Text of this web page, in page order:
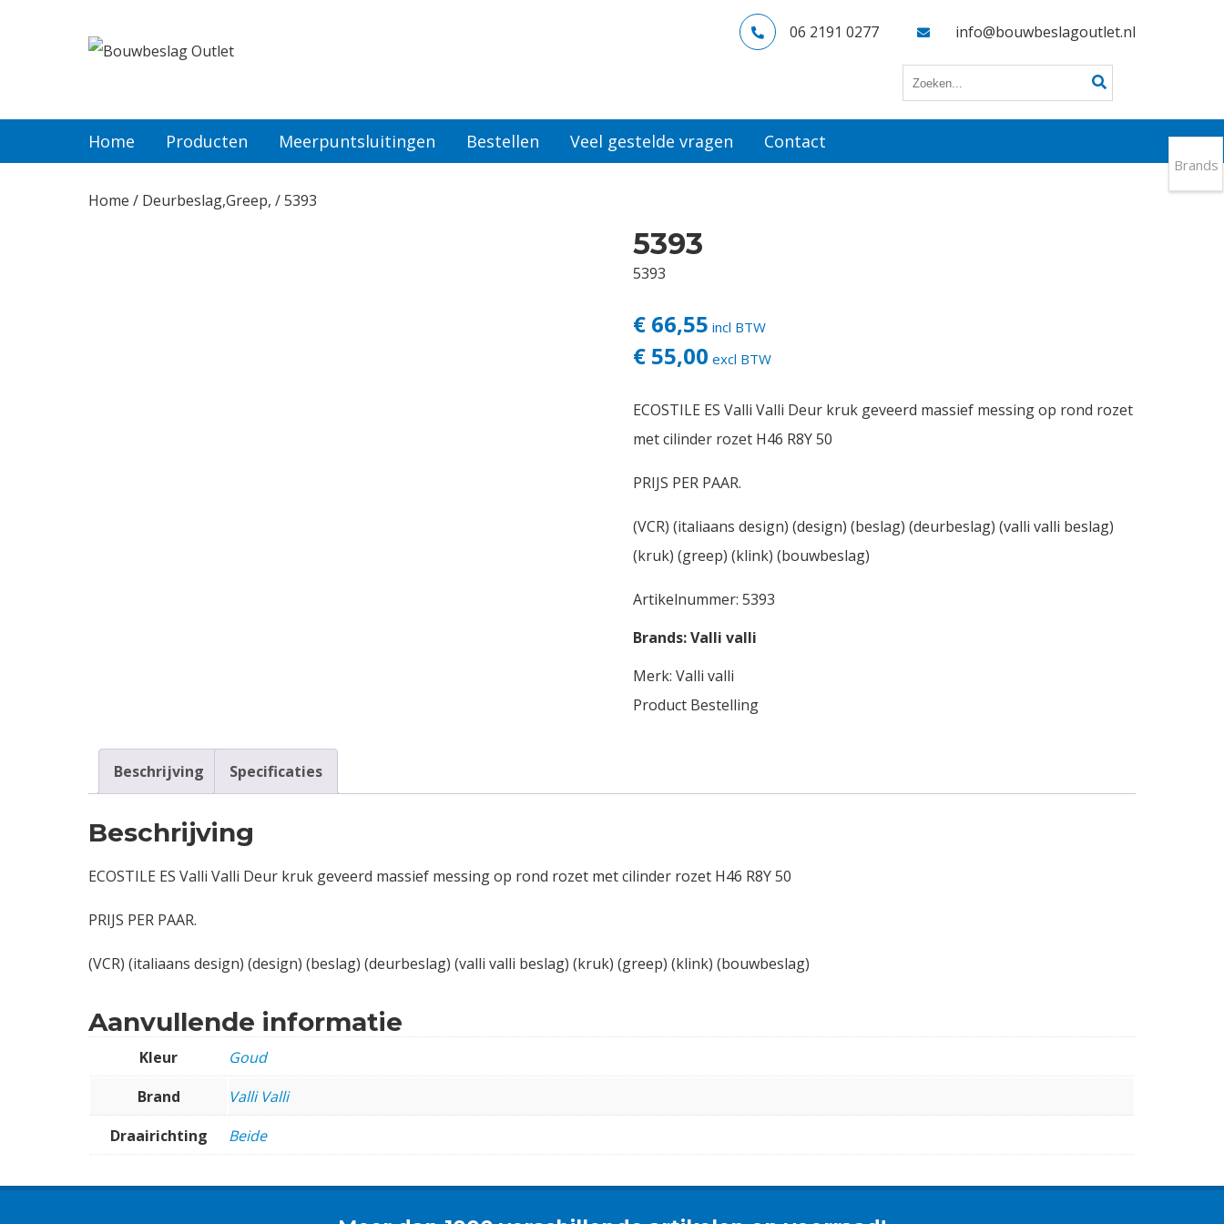
Producten
06 2191 0277 info@bouwbeslagoutlet.nl
Home Producten Meerpuntsluitingen Bestellen Veel gestelde vragen Contact
Home / Deurbeslag,Greep, / 5393
5393
5393
€ 66,55 incl BTW
€ 55,00 excl BTW
ECOSTILE ES Valli Valli Deur kruk geveerd massief messing op rond rozet
met cilinder rozet H46 R8Y 50
PRIJS PER PAAR.
(VCR) (italiaans design) (design) (beslag) (deurbeslag) (valli valli beslag)
(kruk) (greep) (klink) (bouwbeslag)
Artikelnummer: 5393
Brands:Valli valli
Merk: Valli valli
Product Bestelling
Beschrijving Specificaties
Beschrijving
ECOSTILE ES Valli Valli Deur kruk geveerd massief messing op rond rozet met cilinder rozet H46 R8Y 50
PRIJS PER PAAR.
(VCR) (italiaans design) (design) (beslag) (deurbeslag) (valli valli beslag) (kruk) (greep) (klink) (bouwbeslag)
Aanvullende informatie
Kleur
Goud
Brand
Valli Valli
Draairichting
Beide
Brands